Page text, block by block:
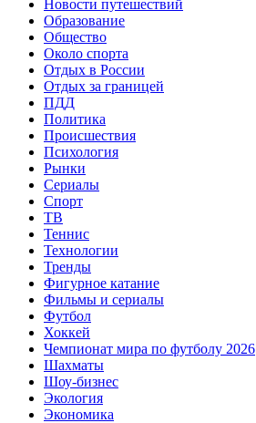
Новости путешествий
Образование
Общество
Около спорта
Отдых в России
Отдых за границей
ПДД
Политика
Происшествия
Психология
Рынки
Сериалы
Спорт
ТВ
Теннис
Технологии
Тренды
Фигурное катание
Фильмы и сериалы
Футбол
Хоккей
Чемпионат мира по футболу 2026
Шахматы
Шоу-бизнес
Экология
Экономика